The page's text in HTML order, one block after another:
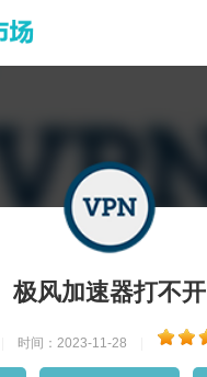
极风加速器打不开
时间：2023-11-28